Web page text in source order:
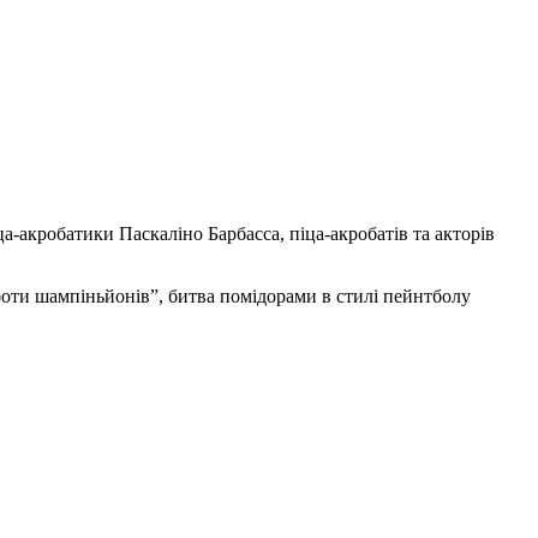
Паскаліно Барбасса, піца-акробатів та акторів
шампіньйонів”, битва помідорами в стилі пейнтболу